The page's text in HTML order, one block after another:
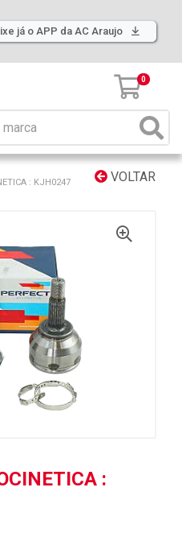
já o APP da AC Araujo
0
VOLTAR
: KJH0247
: